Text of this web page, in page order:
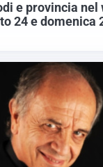
e provincia nel
24 e domenica